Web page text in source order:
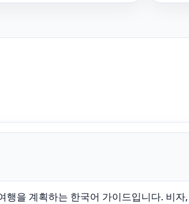
을 계획하는 한국어 가이드입니다. 비자